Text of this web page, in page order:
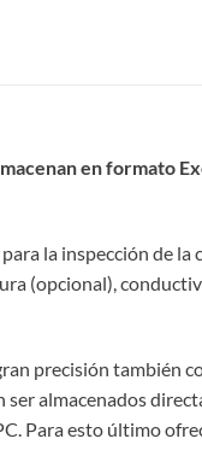
en formato
la inspección de la
(opcional),
precisión también
almacenados
Para esto último